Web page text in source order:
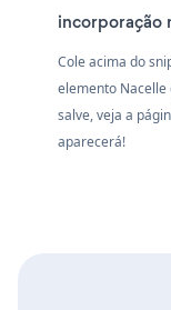
incorporação
Cole acima do
elemento Nacelle
salve, veja a
aparecerá!